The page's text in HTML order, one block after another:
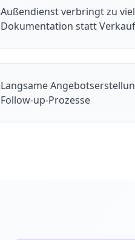
Außendienst verbringt zu
Dokumentation statt Verkauf
Langsame
Follow-up-Prozesse